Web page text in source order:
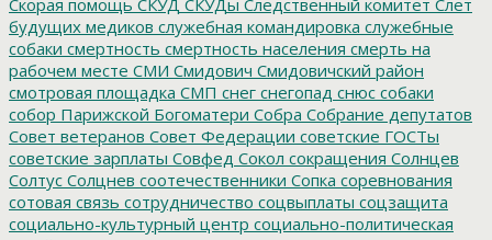
будущих медиков служебная командировка служебные
собаки смертность смертность населения смерть на
рабочем месте СМИ Смидович Смидовичский район
смотровая площадка СМП снег снегопад снюс собаки
собор Парижской Богоматери Собра Собрание депутатов
Совет ветеранов Совет Федерации советские ГОСТы
советские зарплаты Совфед Сокол сокращения Солнцев
Солтус Солцнев соотечественники Сопка соревнования
сотовая связь сотрудничество соцвыплаты соцзащита
социально-культурный центр социально-политическая